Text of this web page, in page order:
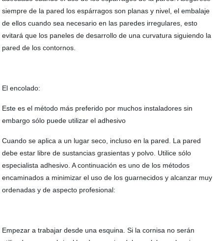
siempre de la pared los espárragos son planas y nivel, el embalaje
de ellos cuando sea necesario en las paredes irregulares, esto
evitará que los paneles de desarrollo de una curvatura siguiendo la
pared de los contornos.
El encolado:
Este es el método más preferido por muchos instaladores sin
embargo sólo puede utilizar el adhesivo
Cuando se aplica a un lugar seco, incluso en la pared. La pared
debe estar libre de sustancias grasientas y polvo. Utilice sólo
especialista adhesivo. A continuación es uno de los métodos
encaminados a minimizar el uso de los guarnecidos y alcanzar muy
ordenadas y de aspecto profesional:
Empezar a trabajar desde una esquina. Si la cornisa no serán